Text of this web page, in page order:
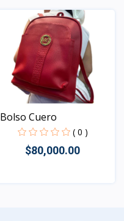
Bolso Cuero
( 0 )
$80,000.00